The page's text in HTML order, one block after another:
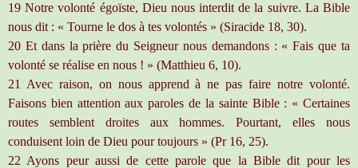
19 Notre volonté égoïste, Dieu nous interdit de la suivre. La Bible
nous dit : « Tourne le dos à tes volontés » (Siracide 18, 30).
20 Et dans la prière du Seigneur nous demandons : « Fais que ta
volonté se réalise en nous ! » (Matthieu 6, 10).
21 Avec raison, on nous apprend à ne pas faire notre volonté.
Faisons bien attention aux paroles de la sainte Bible : « Certaines
routes semblent droites aux hommes. Pourtant, elles nous
conduisent loin de Dieu pour toujours » (Pr 16, 25).
22 Ayons peur aussi de cette parole que la Bible dit pour les